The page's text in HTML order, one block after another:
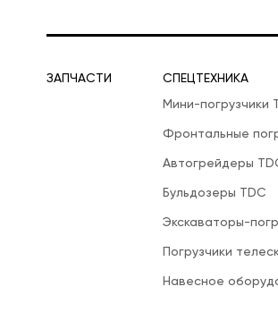
ЗАПЧАСТИ
СПЕЦТЕХНИКА
Мини-погрузчики
Фронтальные
Автогрейдеры
Бульдозеры TDC
Экскаваторы-
Погрузчики
Навесное